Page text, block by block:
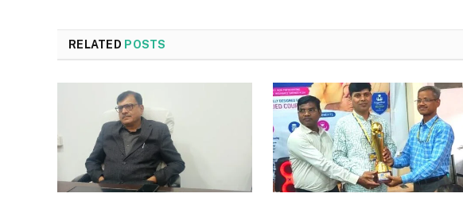
RELATED POSTS